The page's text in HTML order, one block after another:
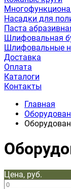
Насадки для
Паста
Шлифовальная
Шлифовальные
Доставка
Оплата
Каталоги
Контакты
Главная
Цена, руб.